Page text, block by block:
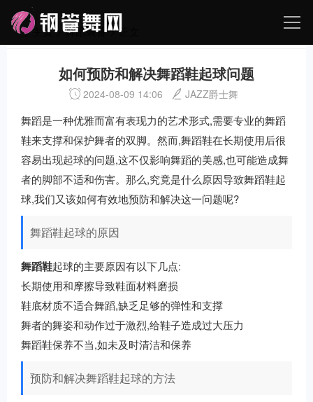
主页>舞蹈装备> 正文
如何预防和解决舞蹈鞋起球问题
2024-08-09 14:06 JAZZ爵士舞
舞蹈是一种优雅而富有表现力的艺术形式,需要专业的舞蹈
鞋来支撑和保护舞者的双脚。然而,舞蹈鞋在长期使用后很
容易出现起球的问题,这不仅影响舞蹈的美感,也可能造成舞
者的脚部不适和伤害。那么,究竟是什么原因导致舞蹈鞋起
球,我们又该如何有效地预防和解决这一问题呢?
舞蹈鞋起球的原因
舞蹈鞋起球的主要原因有以下几点:
长期使用和摩擦导致鞋面材料磨损
鞋底材质不适合舞蹈,缺乏足够的弹性和支撑
舞者的舞姿和动作过于激烈,给鞋子造成过大压力
舞蹈鞋保养不当,如未及时清洁和保养
预防和解决舞蹈鞋起球的方法